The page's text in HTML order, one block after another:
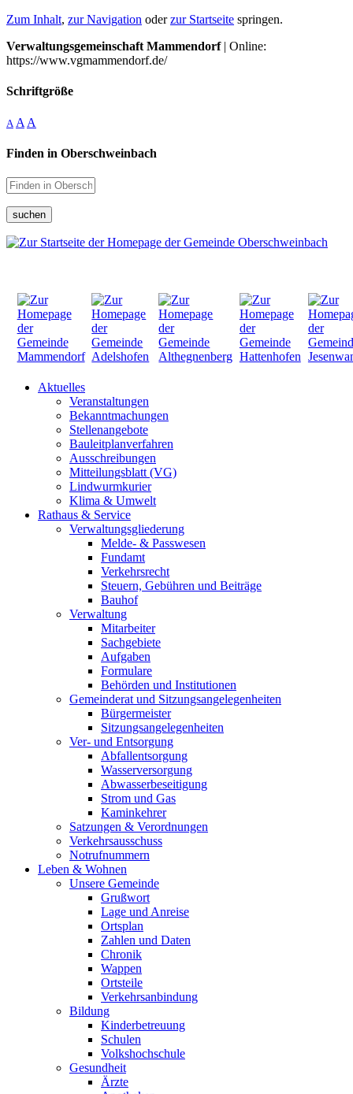
Zum Inhalt, zur Navigation oderzur Startseite springen.
Verwaltungsgemeinschaft Mammendorf| Online:
https://www.vgmammendorf.de/
Schriftgröße
A A A
Finden in Oberschweinbach
suchen
Aktuelles
Veranstaltungen
Bekanntmachungen
Stellenangebote
Bauleitplanverfahren
Ausschreibungen
Mitteilungsblatt (VG)
Lindwurmkurier
Klima & Umwelt
Rathaus & Service
Verwaltungsgliederung
Melde- & Passwesen
Fundamt
Verkehrsrecht
Steuern, Gebühren und Beiträge
Bauhof
Verwaltung
Mitarbeiter
Sachgebiete
Aufgaben
Formulare
Behörden und Institutionen
Gemeinderat und Sitzungsangelegenheiten
Bürgermeister
Sitzungsangelegenheiten
Ver- und Entsorgung
Abfallentsorgung
Wasserversorgung
Abwasserbeseitigung
Strom und Gas
Kaminkehrer
Satzungen & Verordnungen
Verkehrsausschuss
Notrufnummern
Leben & Wohnen
Unsere Gemeinde
Grußwort
Lage und Anreise
Ortsplan
Zahlen und Daten
Chronik
Wappen
Ortsteile
Verkehrsanbindung
Bildung
Kinderbetreuung
Schulen
Volkshochschule
Gesundheit
Ärzte